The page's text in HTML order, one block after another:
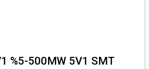
%5-500MW 5V1 SMT